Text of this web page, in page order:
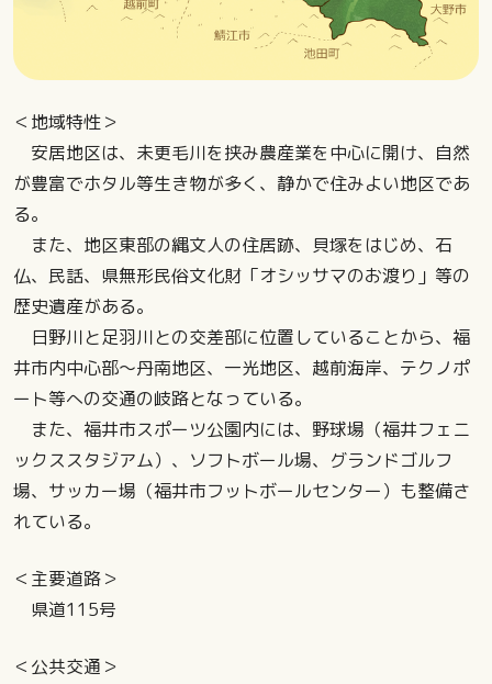
＜地域特性＞
安居地区は、未更毛川を挟み農産業を中心に開け、自然
が豊富でホタル等生き物が多く、静かで住みよい地区であ
る。
また、地区東部の縄文人の住居跡、貝塚をはじめ、石
仏、民話、県無形民俗文化財「オシッサマのお渡り」等の
歴史遺産がある。
日野川と足羽川との交差部に位置していることから、福
井市内中心部～丹南地区、一光地区、越前海岸、テクノポ
ート等への交通の岐路となっている。
また、福井市スポーツ公園内には、野球場（福井フェニ
ックススタジアム）、ソフトボール場、グランドゴルフ
場、サッカー場（福井市フットボールセンター）も整備さ
れている。
＜主要道路＞
県道115号
＜公共交通＞